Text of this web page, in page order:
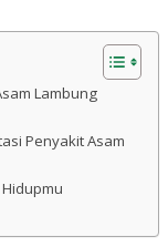
Lambung
Penyakit Asam